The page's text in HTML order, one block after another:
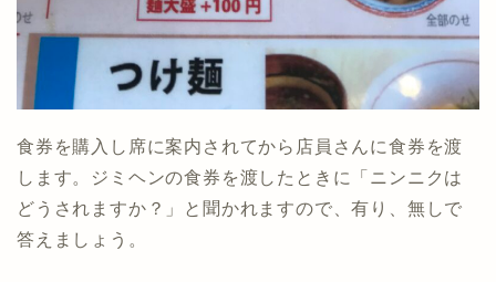
食券を購入し席に案内されてから店員さんに食券を渡
します。ジミヘンの食券を渡したときに「ニンニクは
どうされますか？」と聞かれますので、有り、無しで
答えましょう。